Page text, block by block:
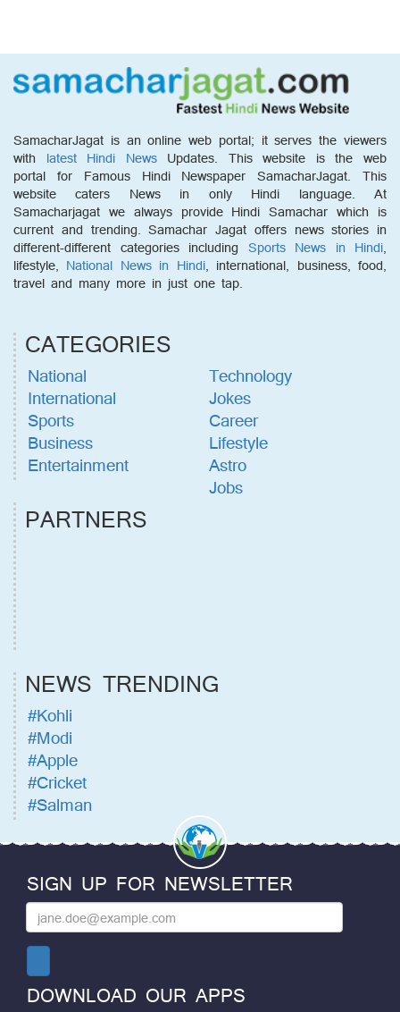
SamacharJagat is an online web portal; it serves the viewers
with latest Hindi NewsUpdates. This website is the web
portal for Famous Hindi Newspaper SamacharJagat. This
website caters News in only Hindi language. At
Samacharjagat we always provide Hindi Samachar which is
current and trending. Samachar Jagat offers news stories in
different-different categories including Sports News in Hindi,
lifestyle, National News in Hindi, international, business, food,
travel and many more in just one tap.
CATEGORIES
National
International
Sports
Business
Entertainment
Technology
Jokes
Career
Lifestyle
Astro
Jobs
PARTNERS
NEWS TRENDING
#Kohli
#Modi
#Apple
#Cricket
#Salman
SIGN UP FOR NEWSLETTER
DOWNLOAD OUR APPS